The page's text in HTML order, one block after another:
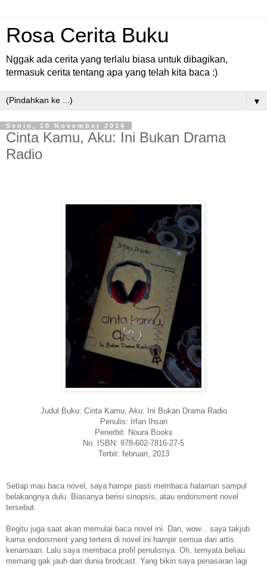
Rosa Cerita Buku
Nggak ada cerita yang terlalu biasa untuk dibagikan,
termasuk cerita tentang apa yang telah kita baca :)
▼
Senin, 10 November 2014
Cinta Kamu, Aku: Ini Bukan Drama
Radio
Judul Buku: Cinta Kamu, Aku: Ini Bukan Drama Radio
Penulis: Irfan Ihsan
Penerbit: Noura Books
No. ISBN: 978-602-7816-27-5
Terbit: februari, 2013
Setiap mau baca novel, saya hampir pasti membaca halaman sampul
belakangnya dulu. Biasanya berisi sinopsis, atau endorsment novel
tersebut.
Begitu juga saat akan memulai baca novel ini. Dan, wow... saya takjub
karna endorsment yang tertera di novel ini hampir semua dari artis
kenamaan. Lalu saya membaca profil penulisnya. Oh, ternyata beliau
memang gak jauh dari dunia brodcast. Yang bikin saya penasaran lagi